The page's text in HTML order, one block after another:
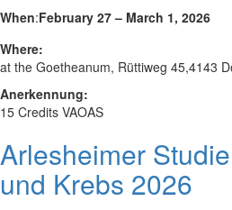
When:February 27 – March 1, 2026
Where:
at the Goetheanum, Rüttiweg 45,4143
Anerkennung:
15 Credits VAOAS
Arlesheimer
und Krebs 2026